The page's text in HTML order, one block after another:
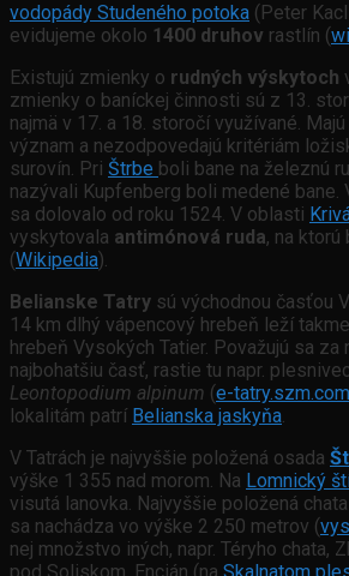
vodopády Studeného potoka (Peter
evidujeme okolo 1400 druhov rastlín (
Existujú zmienky o rudných výskytoch
zmienky o baníckej činnosti sú z 13.
najmä v 17. a 18. storočí využívané.
význam a nezodpovedajú kritériám
surovín. Pri Štrbe boli bane na železnú
nazývali Kupfenberg boli medené
sa dolovalo od roku 1524. V oblasti
vyskytovala antimónová ruda, na
(Wikipedia).
Belianske Tatry sú východnou časťou
14 km dlhý vápencový hrebeň leží
hrebeň Vysokých Tatier. Považujú sa za
najbohatšiu časť, rastie tu napr.
Leontopodium alpinum (e-tatry.szm.com
lokalitám patrí Belianska jaskyňa.
V Tatrách je najvyššie položená osada
výške 1 355 nad morom. Na Lomnický
visutá lanovka. Najvyššie položená chata
sa nachádza vo výške 2 250 metrov (
nej množstvo iných, napr. Téryho chata,